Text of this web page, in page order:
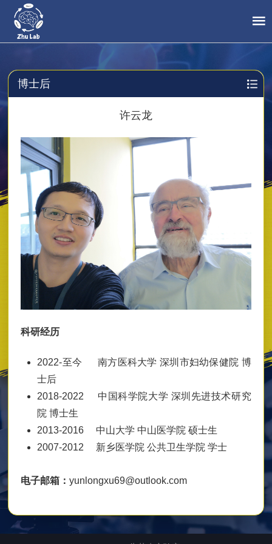
博士后
许云龙
科研经历
2022-至今 南方医科大学 深圳市妇幼保健院 博
士后
2018-2022 中国科学院大学 深圳先进技术研究
院 博士生
2013-2016 中山大学 中山医学院 硕士生
2007-2012 新乡医学院 公共卫生学院 学士
电子邮箱：yunlongxu69@outlook.com